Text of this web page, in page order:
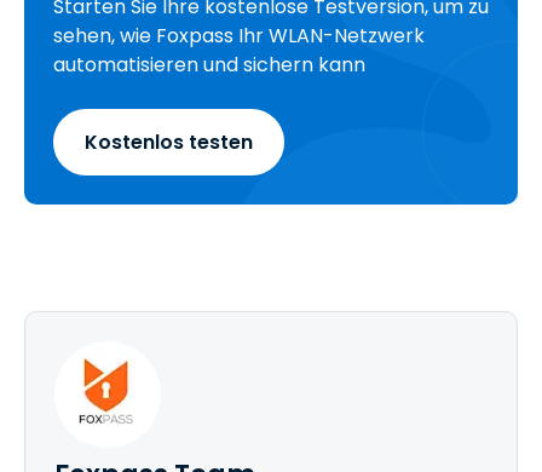
Starten Sie Ihre kostenlose Testversion, um zu
sehen, wie Foxpass Ihr WLAN-Netzwerk
automatisieren und sichern kann
Kostenlos testen